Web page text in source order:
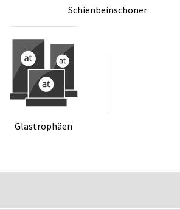
Schien­bein­scho­ner
Glastro­phä­en